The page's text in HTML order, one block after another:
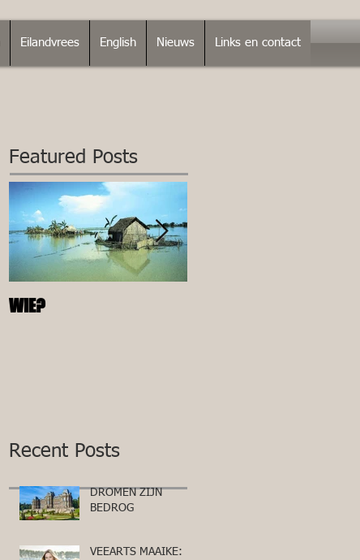
Eilandvrees English Nieuws Links en contact
Featured Posts
WIE?
Recent Posts
DROMEN ZIJN
BEDROG
VEEARTS MAAIKE: